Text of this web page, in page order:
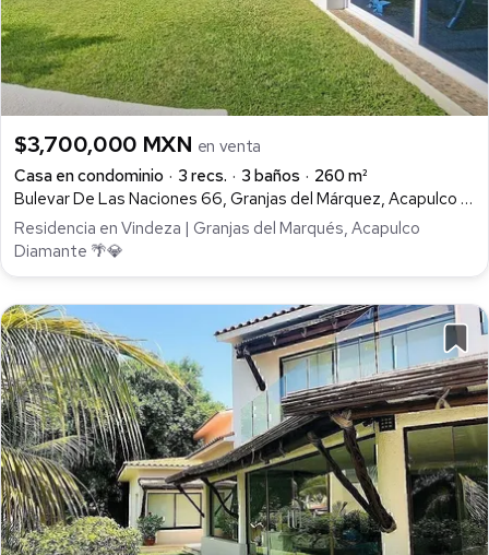
$3,700,000 MXN en venta
Casa en condominio
3 recs. 3 baños
260 m²
Bulevar De Las Naciones 66, Granjas del Márquez, Acapulco de Juárez
Residencia en Vindeza | Granjas del Marqués, Acapulco
Diamante 🌴💎